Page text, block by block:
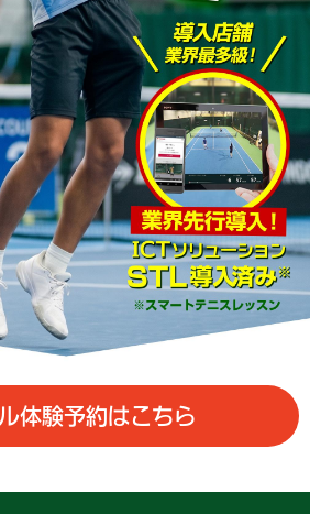
体験予約はこちら